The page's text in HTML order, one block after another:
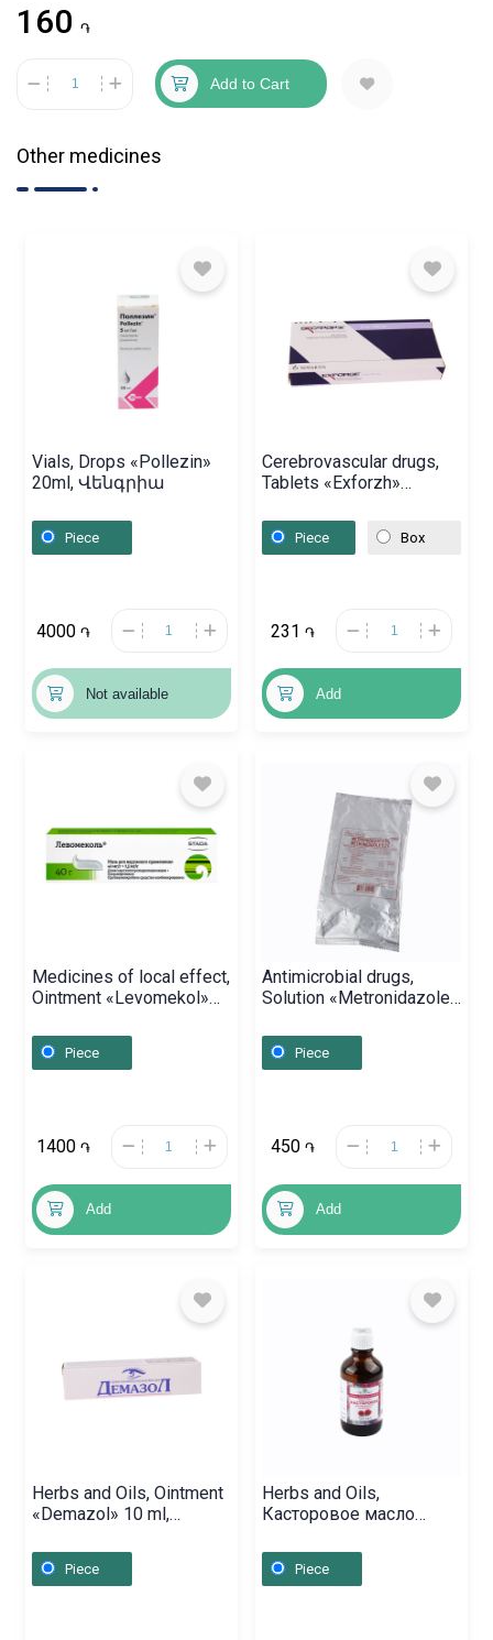
160 ֏
Add to Cart
Other medicines
Vials, Drops «Pollezin»
20ml, Վենգրիա
Piece
4000 ֏
Not available
Cerebrovascular drugs,
Tablets «Exforzh»
Շվեյցարիա
Piece Box
231 ֏
Add
Medicines of local effect,
Ointment «Levomekol»
Piece
1400 ֏
Add
Antimicrobial drugs,
Solution «Metronidazole»
Հայաստան
Piece
450 ֏
Add
Herbs and Oils, Ointment
«Demazol» 10 ml,
Piece
Herbs and Oils,
Касторовое масло
Ռուսաստան
Piece